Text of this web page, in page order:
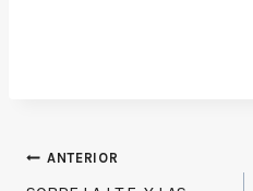
Navegación
ANTERIOR